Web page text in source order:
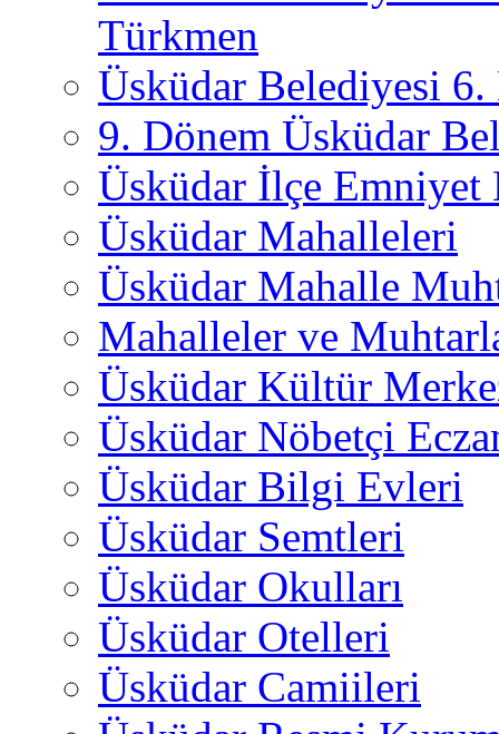
Türkmen
Üsküdar Belediyesi 6.
9. Dönem Üsküdar
Üsküdar İlçe
Üsküdar Mahalleleri
Üsküdar Mahalle
Mahalleler ve
Üsküdar Kültür
Üsküdar Nöbetçi
Üsküdar Bilgi Evleri
Üsküdar Semtleri
Üsküdar Okulları
Üsküdar Otelleri
Üsküdar Camiileri